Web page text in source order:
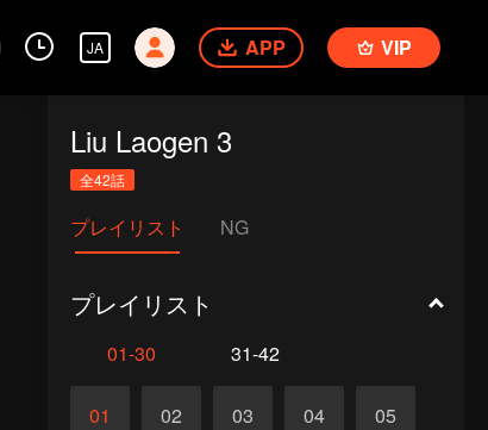
JA APP VIP
Liu Laogen 3
全42話
プレイリスト NG
プレイリスト
01-30 31-42
01 02 03 04 05